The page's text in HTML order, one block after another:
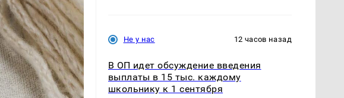
Не у нас 12 часов назад
В ОП идет обсуждение введения
выплаты в 15 тыс. каждому
школьнику к 1 сентября